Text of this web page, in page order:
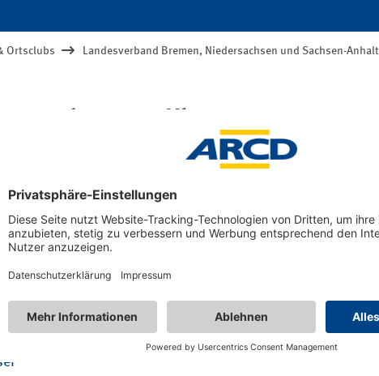
Ortsclubs Landesverband Bremen, Niedersachsen und Sachsen-Anhalt
2026 - 19.00 Uhr
mit ausgewähltem Verkehrsquiz
differenzierte Kleinpreise in drei Preiskategorien.
zugleich gesellige Veranstaltung.